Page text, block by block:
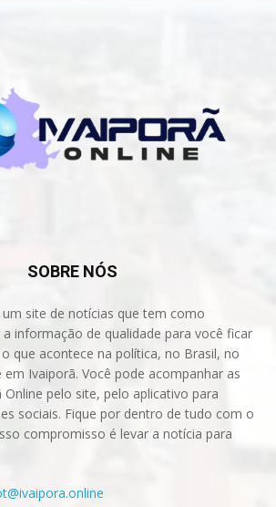
SOBRE NÓS
um site de notícias que tem como
informação de qualidade para você ficar
que acontece na política, no Brasil, no
em Ivaiporã. Você pode acompanhar as
pelo site, pelo aplicativo para
sociais. Fique por dentro de tudo com o
compromisso é levar a notícia para